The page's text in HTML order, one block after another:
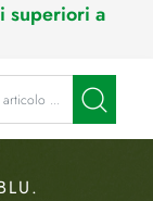
superiori a
di un filtro